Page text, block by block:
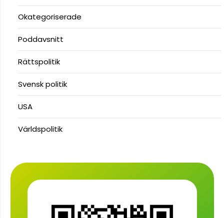
Okategoriserade
Poddavsnitt
Rättspolitik
Svensk politik
USA
Världspolitik